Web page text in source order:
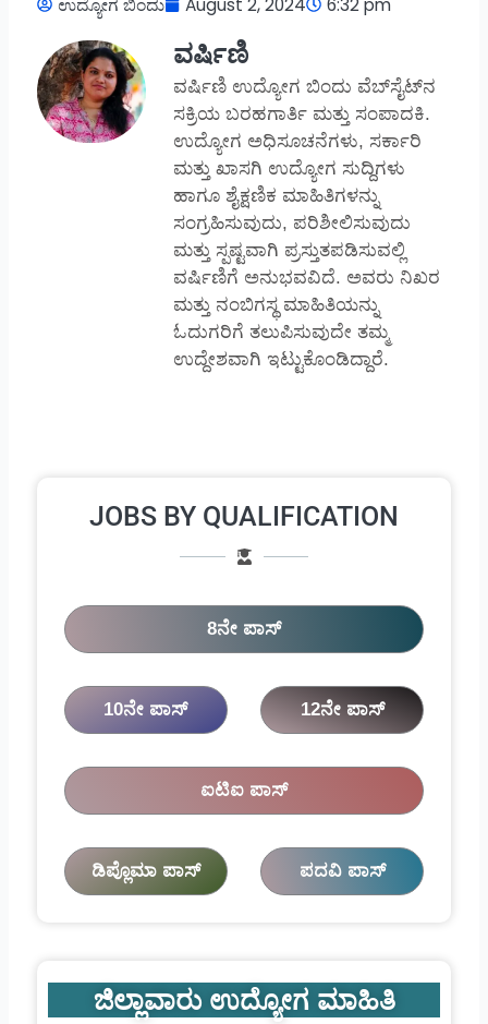
ಉದ್ಯೋಗ ಬಿಂದು August 2, 2024 6:32 pm
ವರ್ಷಿಣಿ
ವರ್ಷಿಣಿ ಉದ್ಯೋಗ ಬಿಂದು ವೆಬ್‌ಸೈಟ್‌ನ
ಸಕ್ರಿಯ ಬರಹಗಾರ್ತಿ ಮತ್ತು ಸಂಪಾದಕಿ.
ಉದ್ಯೋಗ ಅಧಿಸೂಚನೆಗಳು, ಸರ್ಕಾರಿ
ಮತ್ತು ಖಾಸಗಿ ಉದ್ಯೋಗ ಸುದ್ದಿಗಳು
ಹಾಗೂ ಶೈಕ್ಷಣಿಕ ಮಾಹಿತಿಗಳನ್ನು
ಸಂಗ್ರಹಿಸುವುದು, ಪರಿಶೀಲಿಸುವುದು
ಮತ್ತು ಸ್ಪಷ್ಟವಾಗಿ ಪ್ರಸ್ತುತಪಡಿಸುವಲ್ಲಿ
ವರ್ಷಿಣಿಗೆ ಅನುಭವವಿದೆ. ಅವರು ನಿಖರ
ಮತ್ತು ನಂಬಿಗಸ್ಥ ಮಾಹಿತಿಯನ್ನು
ಓದುಗರಿಗೆ ತಲುಪಿಸುವುದೇ ತಮ್ಮ
ಉದ್ದೇಶವಾಗಿ ಇಟ್ಟುಕೊಂಡಿದ್ದಾರೆ.
JOBS BY QUALIFICATION
8ನೇ ಪಾಸ್
10ನೇ ಪಾಸ್ 12ನೇ ಪಾಸ್
ಐಟಿಐ ಪಾಸ್
ಡಿಪ್ಲೊಮಾ ಪಾಸ್ ಪದವಿ ಪಾಸ್
ಜಿಲ್ಲಾವಾರು ಉದ್ಯೋಗ ಮಾಹಿತಿ